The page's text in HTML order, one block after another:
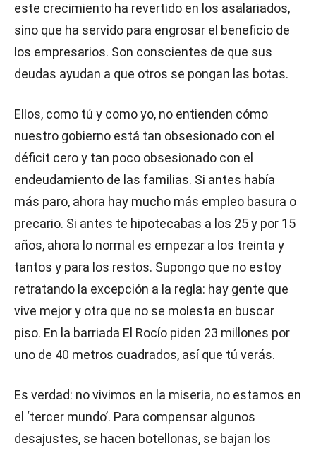
este crecimiento ha revertido en los asalariados,
sino que ha servido para engrosar el beneficio de
los empresarios. Son conscientes de que sus
deudas ayudan a que otros se pongan las botas.
Ellos, como tú y como yo, no entienden cómo
nuestro gobierno está tan obsesionado con el
déficit cero y tan poco obsesionado con el
endeudamiento de las familias. Si antes había
más paro, ahora hay mucho más empleo basura o
precario. Si antes te hipotecabas a los 25 y por 15
años, ahora lo normal es empezar a los treinta y
tantos y para los restos. Supongo que no estoy
retratando la excepción a la regla: hay gente que
vive mejor y otra que no se molesta en buscar
piso. En la barriada El Rocío piden 23 millones por
uno de 40 metros cuadrados, así que tú verás.
Es verdad: no vivimos en la miseria, no estamos en
el ‘tercer mundo’. Para compensar algunos
desajustes, se hacen botellonas, se bajan los